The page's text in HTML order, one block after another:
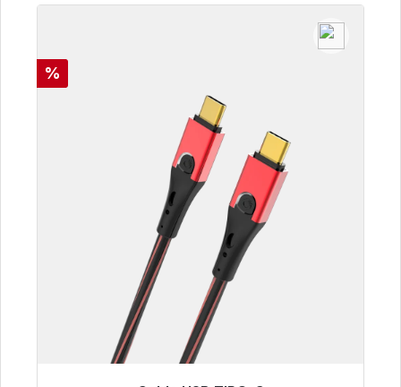
Descuento
%